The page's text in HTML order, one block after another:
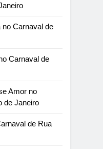
Carnaval de
Carnaval de
Amor no
de Janeiro
de Rua